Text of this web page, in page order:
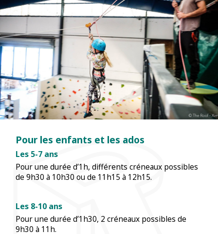
Pour les enfants et les ados
Les 5-7 ans
Pour une durée d’1h, différents créneaux possibles
de 9h30 à 10h30 ou de 11h15 à 12h15.
Les 8-10 ans
Pour une durée d’1h30, 2 créneaux possibles de
9h30 à 11h.